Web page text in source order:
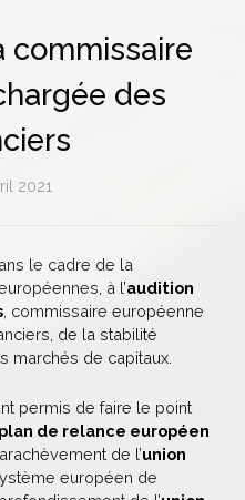
commissaire
des
2021
le cadre de la
à l’audition
, commissaire européenne
de la stabilité
marchés de capitaux.
permis de faire le point
plan de relance européen
de l’union
européen de